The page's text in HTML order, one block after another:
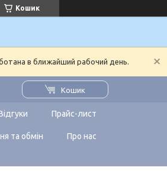
Кошик
в ближайший рабочий день.
Кошик
Прайс-лист
та обмін Про нас